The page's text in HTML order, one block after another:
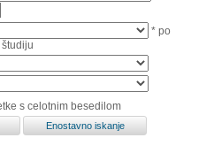
* po
s celotnim besedilom